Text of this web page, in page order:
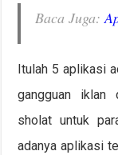
Baca Juga:
Itulah 5 aplikasi
gangguan iklan
sholat untuk
adanya aplikasi